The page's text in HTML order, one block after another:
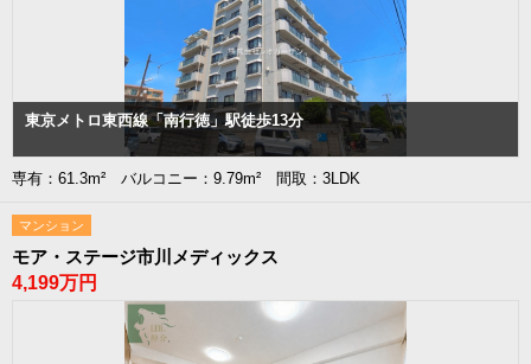
東京メトロ東西線「南行徳」駅徒歩13分
専有：61.3m² バルコニー：9.79m² 間取：3LDK
マンション
モア・ステージ市川メディックス
4,199万円